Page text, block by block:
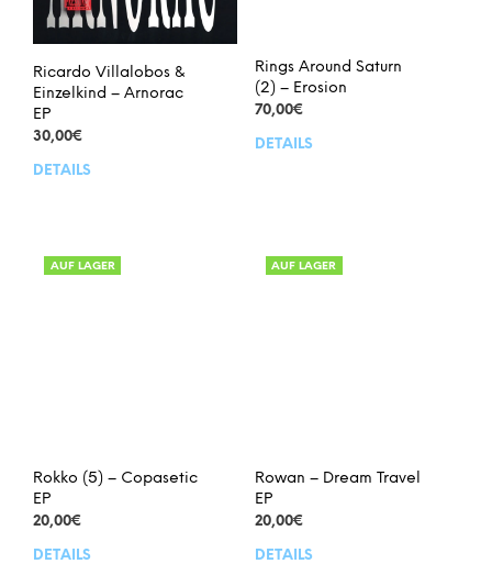
Ricardo Villalobos &
Einzelkind – Arnorac
EP
30,00€
DETAILS
Rings Around Saturn
(2) – Erosion
70,00€
DETAILS
AUF LAGER
Rokko (5) – Copasetic
EP
20,00€
DETAILS
AUF LAGER
Rowan – Dream Travel
EP
20,00€
DETAILS